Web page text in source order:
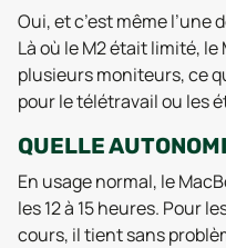
Oui, et c’est même l’une
Là où le M2 était limité,
plusieurs moniteurs, ce
pour le télétravail ou les
QUELLE
En usage normal, le
les 12 à 15 heures. Pour
cours, il tient sans